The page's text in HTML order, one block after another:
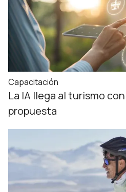
Capacitación
La IA llega al turismo
propuesta